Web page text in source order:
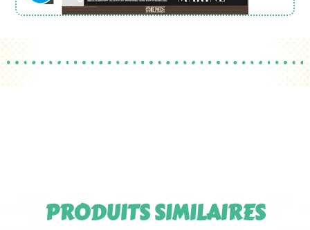
PRODUITS SIMILAIRES